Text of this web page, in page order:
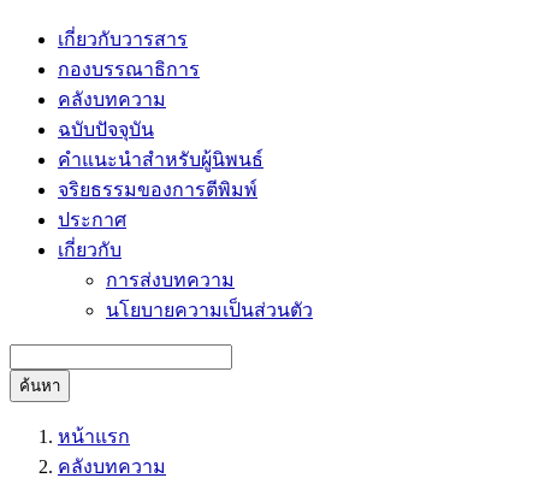
เกี่ยวกับวารสาร
กองบรรณาธิการ
คลังบทความ
ฉบับปัจจุบัน
คำแนะนำสำหรับผู้นิพนธ์
จริยธรรมของการตีพิมพ์
ประกาศ
เกี่ยวกับ
การส่งบทความ
นโยบายความเป็นส่วนตัว
ค้นหา
หน้าแรก
คลังบทความ